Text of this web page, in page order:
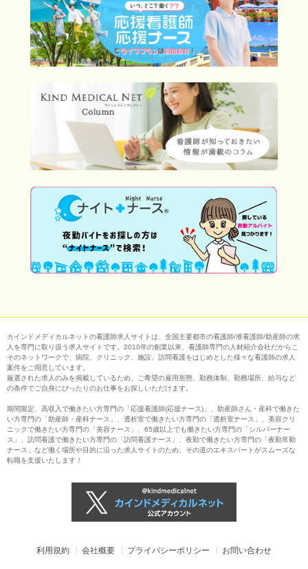
カインドメディカルネットの看護師求人サイトは、全国主要都市の看護師/准看護師/助産師の求
人を専門に取り扱う求人サイトです。2010年の創業以来、看護師専門の人材紹介会社だからこ
そのネットワークで、病院、クリニック、施設、訪問看護をはじめとした様々な看護師の求人
案件をご用意しています。
厳選された求人のみを掲載しているため、ご希望の雇用形態、勤務体制、勤務場所、給与など
の条件でご自身にぴったりのお仕事をお探しいただけます。
期間限定、高収入で働きたい方専門の「応援看護師(応援ナース)」、助産師さん・産科で働きた
い方専門の「助産師・産科ナース」、透析室で働きたい方専門の「透析室ナース」、美容クリ
ニックで働きたい方専門の「美容ナース」、65歳以上でも働きたい方専門の「シルバーナー
ス」、訪問看護で働きたい方専門の「訪問看護ナース」、夜勤で働きたい方専門の「夜勤常勤
ナース」など働く場所や目的に沿った求人サイトのため、その道のエキスパートがスムーズな
転職を支援いたします！
利用規約 会社概要 プライバシーポリシー お問い合わせ